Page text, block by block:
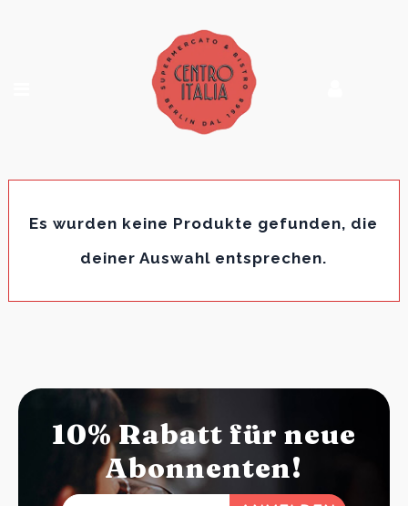
Es wurden keine Produkte gefunden, die
deiner Auswahl entsprechen.
10% Rabatt für neue
Abonnenten!